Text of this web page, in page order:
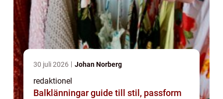
30 juli 2026 Johan Norberg
redaktionel
Balklänningar guide till stil, passform